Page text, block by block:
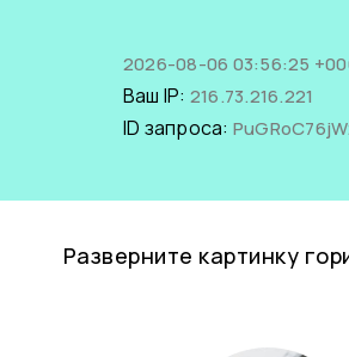
2026-08-06 03:56:25
Ваш IP: 216.73.216.221
ID запроса:
Разверните картинку